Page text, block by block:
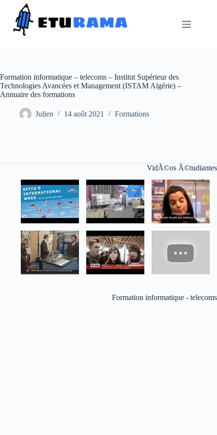
contenu
Formation informatique – telecoms – Institut Supérieur des
Technologies Avancées et Management (ISTAM Algérie) –
Annuaire des formations
Julien 14 août 2021 Formations
VidÃ©os Ã©tudiantes
Formation informatique - telecoms